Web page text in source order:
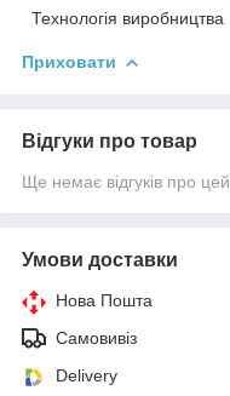
Технологія виробництва
Приховати
Відгуки про товар
Ще немає відгуків про
Умови доставки
Нова Пошта
Самовивіз
Delivery